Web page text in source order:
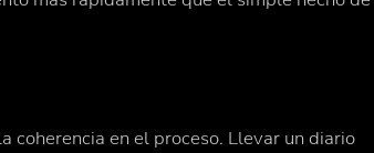
coherencia en el proceso. Llevar un diario